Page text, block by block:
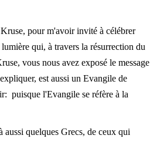
pour m'avoir invité à célébrer
qui, à travers la résurrection du
vous nous avez exposé le message
est aussi un Evangile de
puisque l'Evangile se réfère à la
quelques Grecs, de ceux qui